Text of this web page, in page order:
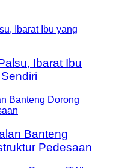
Ibarat Ibu
Banteng
Pedesaan